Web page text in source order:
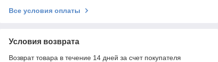
Все условия оплаты
Условия возврата
Возврат товара в течение 14 дней за счет покупателя